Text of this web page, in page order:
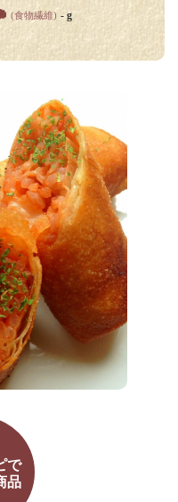
(食物繊維) - g
で
品